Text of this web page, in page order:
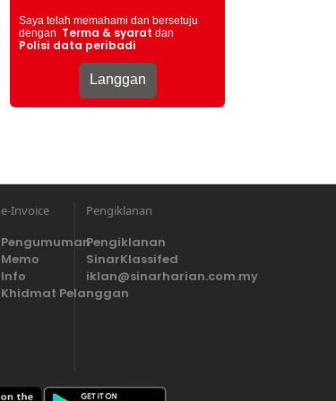
Saya telah memahami dan bersetuju
dengan Terma & syarat dan
Polisi data peribadi
e-Invoice
Pengumuman
Memo
Info
Khidmat Pelanggan
Pengiklanan
Pengiklanan
SinarKlassifed
iklan@sinarharian.com.my